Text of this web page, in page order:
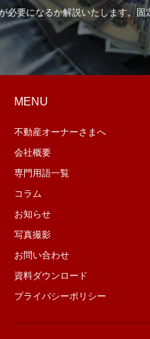
MENU
不動産オーナーさまへ
会社概要
専門用語一覧
コラム
お知らせ
写真撮影
お問い合わせ
資料ダウンロード
プライバシーポリシー